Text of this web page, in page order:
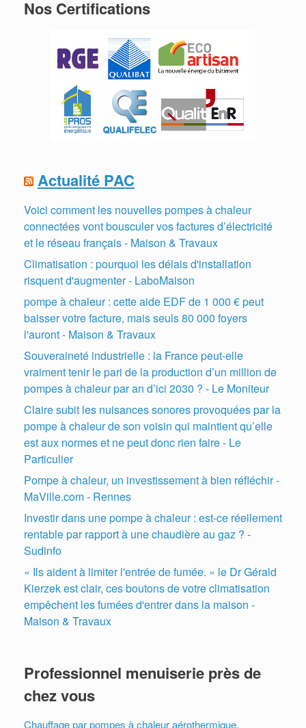
Nos Certifications
Actualité PAC
Voici comment les nouvelles pompes à chaleur
connectées vont bousculer vos factures d’électricité
et le réseau français - Maison & Travaux
Climatisation : pourquoi les délais d'installation
risquent d'augmenter - LaboMaison
pompe à chaleur : cette aide EDF de 1 000 € peut
baisser votre facture, mais seuls 80 000 foyers
l'auront - Maison & Travaux
Souveraineté industrielle : la France peut-elle
vraiment tenir le pari de la production d’un million de
pompes à chaleur par an d’ici 2030 ? - Le Moniteur
Claire subit les nuisances sonores provoquées par la
pompe à chaleur de son voisin qui maintient qu’elle
est aux normes et ne peut donc rien faire - Le
Particulier
Pompe à chaleur, un investissement à bien réfléchir -
MaVille.com - Rennes
Investir dans une pompe à chaleur : est-ce réellement
rentable par rapport à une chaudière au gaz ? -
Sudinfo
« Ils aident à limiter l'entrée de fumée. » le Dr Gérald
Kierzek est clair, ces boutons de votre climatisation
empêchent les fumées d'entrer dans la maison -
Maison & Travaux
Professionnel menuiserie près de
chez vous
Chauffage par pompes à chaleur aérothermique,